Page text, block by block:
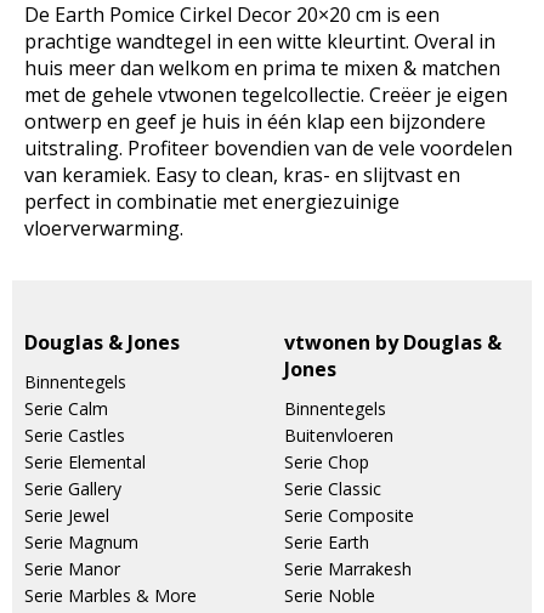
De Earth Pomice Cirkel Decor 20×20 cm is een
prachtige wandtegel in een witte kleurtint. Overal in
huis meer dan welkom en prima te mixen & matchen
met de gehele vtwonen tegelcollectie. Creëer je eigen
ontwerp en geef je huis in één klap een bijzondere
uitstraling. Profiteer bovendien van de vele voordelen
van keramiek. Easy to clean, kras- en slijtvast en
perfect in combinatie met energiezuinige
vloerverwarming.
Douglas & Jones
Binnentegels
Serie Calm
Serie Castles
Serie Elemental
Serie Gallery
Serie Jewel
Serie Magnum
Serie Manor
Serie Marbles & More
vtwonen by Douglas &
Jones
Binnentegels
Buitenvloeren
Serie Chop
Serie Classic
Serie Composite
Serie Earth
Serie Marrakesh
Serie Noble